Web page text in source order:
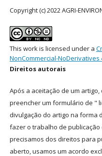
Copyright (c) 2022 AGRI-
This work is licensed under a
NonCommercial-
Direitos autorais
Após a aceitação de um
preencher um formulário de "
divulgação do artigo na forma
fazer o trabalho de
precisamos dos direitos para
aberto, usamos um acordo